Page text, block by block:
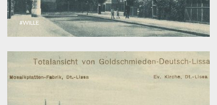
#WILLE